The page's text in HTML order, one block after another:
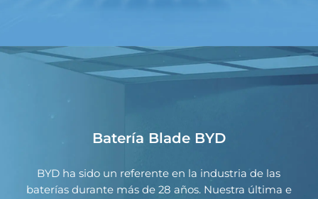
Batería Blade BYD
BYD ha sido un referente en la industria de las
baterías durante más de 28 años. Nuestra última e